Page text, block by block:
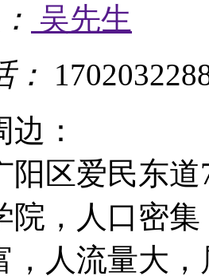
吴先生
：
：
阳区爱民东
院，人口密
，人流量大